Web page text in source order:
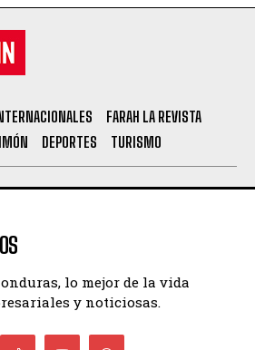
FARAH LA REVISTA
DEPORTES TURISMO
lo mejor de la vida
y noticiosas.